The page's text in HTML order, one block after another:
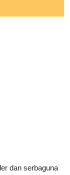
dan serbaguna